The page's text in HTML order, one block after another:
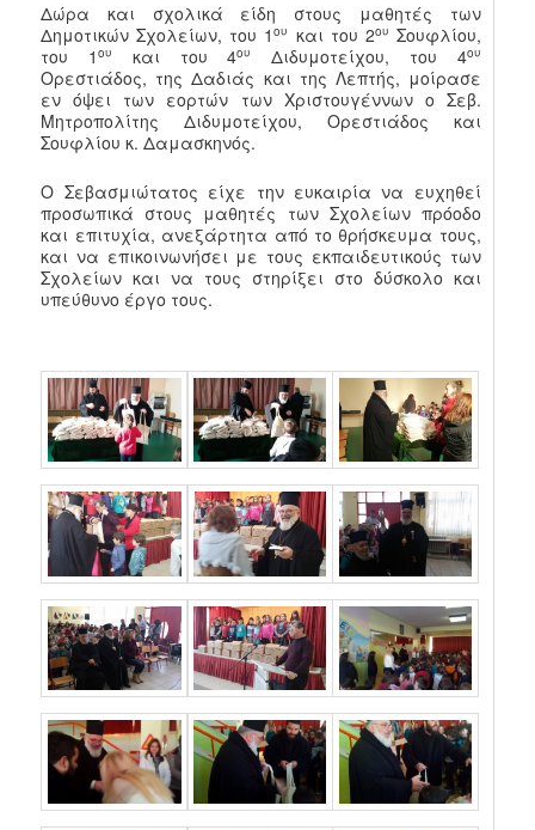
Δώρα και σχολικά είδη στους μαθητές των
Δημοτικών Σχολείων, του 1ου και του 2ου Σουφλίου,
του 1 ου και του 4ου Διδυμοτείχου, του 4ου
Ορεστιάδος, της Δαδιάς και της Λεπτής, μοίρασε
εν όψει των εορτών των Χριστουγέννων ο Σεβ.
Μητροπολίτης Διδυμοτείχου, Ορεστιάδος και
Σουφλίου κ. Δαμασκηνός.
Ο Σεβασμιώτατος είχε την ευκαιρία να ευχηθεί
προσωπικά στους μαθητές των Σχολείων πρόοδο
και επιτυχία, ανεξάρτητα από το θρήσκευμα τους,
και να επικοινωνήσει με τους εκπαιδευτικούς των
Σχολείων και να τους στηρίξει στο δύσκολο και
υπεύθυνο έργο τους.